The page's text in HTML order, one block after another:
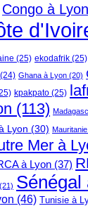
Congo à Lyon
(25) ekodafrik (25)
(24) Ghana à Lyon (20)
kpakpato (25)
(113)
Lyon (30)
Mer à
à Lyon (37)
(21) Sénégal
(46) Tunisie à